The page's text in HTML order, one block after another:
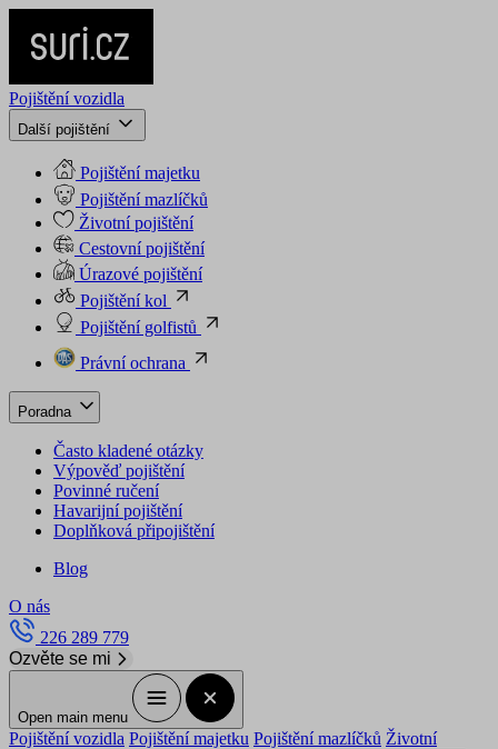
Pojištění vozidla
Další pojištění
Pojištění majetku
Pojištění mazlíčků
Životní pojištění
Cestovní pojištění
Úrazové pojištění
Pojištění kol
Pojištění golfistů
Právní ochrana
Poradna
Často kladené otázky
Výpověď pojištění
Povinné ručení
Havarijní pojištění
Doplňková připojištění
Blog
O nás
226 289 779
Ozvěte se mi
Open main menu
Pojištění vozidla Pojištění majetku Pojištění mazlíčků Životní